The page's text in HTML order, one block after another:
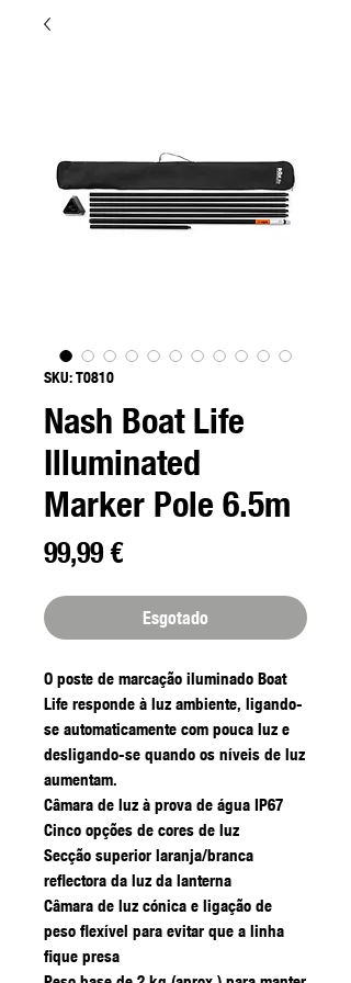
SKU: T0810
Nash Boat Life
Illuminated
Marker Pole 6.5m
99,99 €Preço
Esgotado
O poste de marcação iluminado Boat
Life responde à luz ambiente, ligando-
se automaticamente com pouca luz e
desligando-se quando os níveis de luz
aumentam.
Câmara de luz à prova de água IP67
Cinco opções de cores de luz
Secção superior laranja/branca
reflectora da luz da lanterna
Câmara de luz cónica e ligação de
peso flexível para evitar que a linha
fique presa